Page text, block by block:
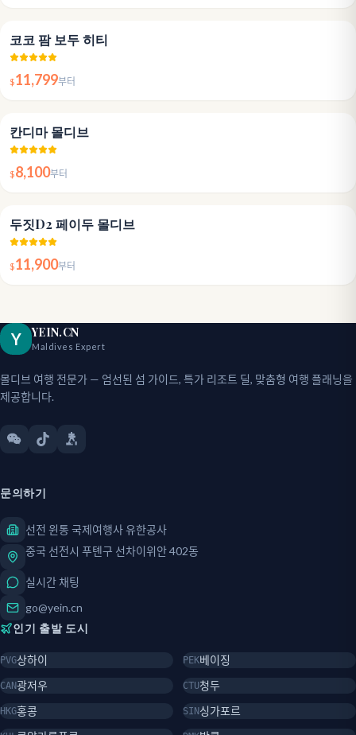
코코 팜 보두 히티
$11,799부터
칸디마 몰디브
$8,100부터
두짓D2 페이두 몰디브
$11,900부터
Y YEIN.CN
Maldives Expert
몰디브 여행 전문가 — 엄선된 섬 가이드, 특가 리조트 딜, 맞춤형 여행 플래닝을
제공합니다.
문의하기
선전 윈통 국제여행사 유한공사
중국 선전시 푸톈구 선차이위안 402동
실시간 채팅
go@yein.cn
인기 출발 도시
PVG상하이 PEK베이징
CAN광저우 CTU청두
HKG홍콩 SIN 싱가포르